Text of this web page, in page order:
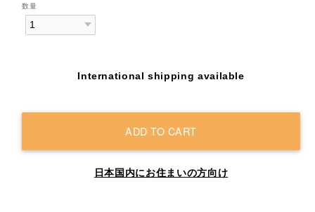
数量
International shipping available
ADD TO CART
日本国内にお住まいの方向け